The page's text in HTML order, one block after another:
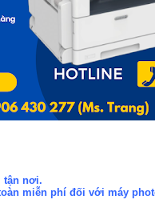
tận nơi.
miễn phí đối với máy